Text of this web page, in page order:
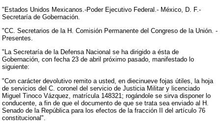
"Estados Unidos Mexicanos.-Poder Ejecutivo Federal.- México, D. F.-
Secretaría de Gobernación.
"CC. Secretarios de la H. Comisión Permanente del Congreso de la Unión. -
Presentes.
"La Secretaría de la Defensa Nacional se ha dirigido a ésta de
Gobernación, con fecha 23 de abril próximo pasado, manifestado lo
siguiente:
"Con carácter devolutivo remito a usted, en diecinueve fojas útiles, la hoja
de servicios del C. coronel del servicio de Justicia Militar y licenciado
Miguel Tinoco Vázquez, matrícula 148321; rogándole se sirva disponer lo
conducente, a fin de que el documento de que se trata sea enviado al H.
Senado de la República para los efectos de la fracción II del artículo 76
constitucional".